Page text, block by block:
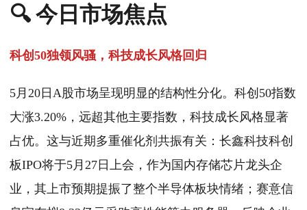
🔍 今日市场焦点
科创50独领风骚，科技成长风格回归
5月20日A股市场呈现明显的结构性分化。科创50指数
大涨3.20%，远超其他主要指数，科技成长风格显著
占优。这与近期多重催化剂共振有关：长鑫科技科创
板IPO将于5月27日上会，作为国内存储芯片龙头企
业，其上市预期提振了整个半导体板块情绪；赛意信